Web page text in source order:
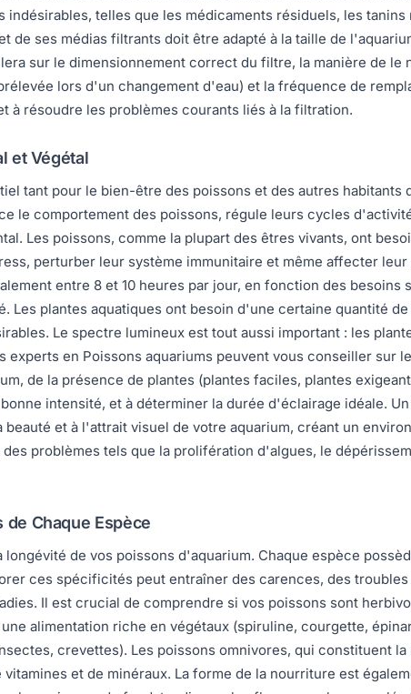
telles que les médicaments résiduels, les
de ses médias filtrants doit être adapté à la taille de
sur le dimensionnement correct du filtre, la manière de
lors d'un changement d'eau) et la fréquence de
résoudre les problèmes courants liés à la filtration.
et Végétal
tant pour le bien-être des poissons et des autres
le comportement des poissons, régule leurs cycles
Les poissons, comme la plupart des êtres vivants, ont
perturber leur système immunitaire et même affecter
entre 8 et 10 heures par jour, en fonction des
Les plantes aquatiques ont besoin d'une certaine quantité
Le spectre lumineux est tout aussi important : les
en Poissons aquariums peuvent vous conseiller sur
de la présence de plantes (plantes faciles, plantes
intensité, et à déterminer la durée d'éclairage idéale.
beauté et à l'attrait visuel de votre aquarium, créant un
problèmes tels que la prolifération d'algues, le
Chaque Espèce
de vos poissons d'aquarium. Chaque espèce
ces spécificités peut entraîner des carences, des
Il est crucial de comprendre si vos poissons sont
alimentation riche en végétaux (spiruline, courgette,
crevettes). Les poissons omnivores, qui constituent
et de minéraux. La forme de la nourriture est